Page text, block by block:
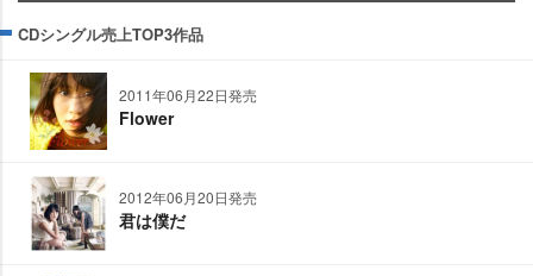
CDシングル売上TOP3作品
2011年06月22日発売
Flower
2012年06月20日発売
君は僕だ